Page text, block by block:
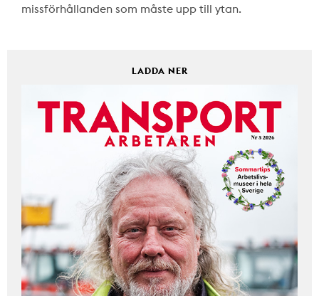
missförhållanden som måste upp till ytan.
LADDA NER